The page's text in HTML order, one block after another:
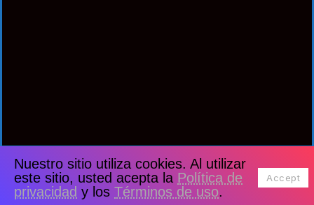
Nuestro sitio utiliza cookies. Al utilizar
este sitio, usted acepta la Política de
privacidad y los Términos de uso.
Accept